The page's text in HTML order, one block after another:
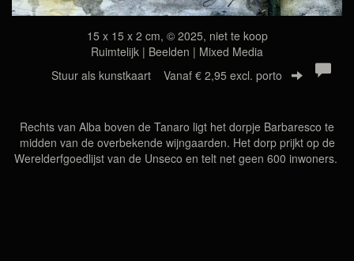
15 x 15 x 2 cm, © 2025, niet te koop
Ruimtelijk | Beelden | Mixed Media
Stuur als kunstkaart Vanaf € 2,95 excl. porto
Rechts van Alba boven de Tanaro ligt het dorpje Barbaresco te
midden van de overbekende wijngaarden. Het dorp prijkt op de
Werelderfgoedlijst van de Unseco en telt net geen 600 inwoners.